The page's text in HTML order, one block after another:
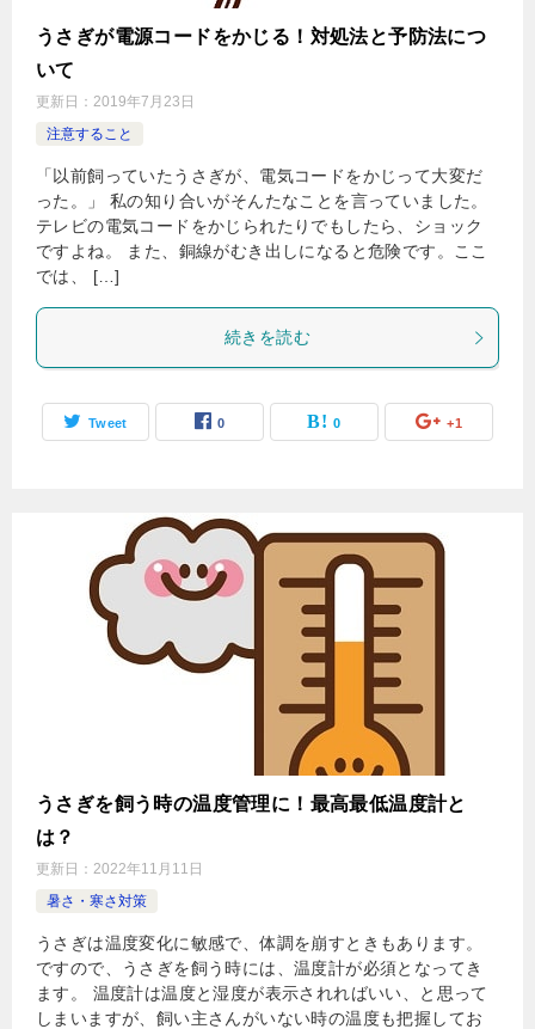
うさぎが電源コードをかじる！対処法と予防法につ
いて
更新日： 2019年7月23日
注意すること
「以前飼っていたうさぎが、電気コードをかじって大変だ
った。」 私の知り合いがそんたなことを言っていました。
テレビの電気コードをかじられたりでもしたら、ショック
ですよね。 また、銅線がむき出しになると危険です。ここ
では、 […]
続きを読む
Tweet 0 0 +1
うさぎを飼う時の温度管理に！最高最低温度計と
は？
更新日： 2022年11月11日
暑さ・寒さ対策
うさぎは温度変化に敏感で、体調を崩すときもあります。
ですので、うさぎを飼う時には、温度計が必須となってき
ます。 温度計は温度と湿度が表示されればいい、と思って
しまいますが、飼い主さんがいない時の温度も把握してお